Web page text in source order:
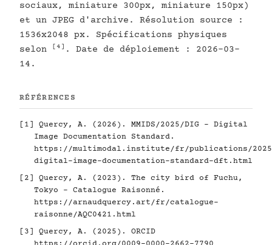
sociaux, miniature 300px, miniature 150px)
et un JPEG d'archive. Résolution source :
1536x2048 px. Spécifications physiques
selon
[4] . Date de déploiement : 2026-03-
14.
RÉFÉRENCES
[1]
Quercy, A. (2026). MMIDS/2025/DIG - Digital
Image Documentation Standard.
https://multimodal.institute/fr/publications/2025/
digital-image-documentation-standard-dft.html
[2]
Quercy, A. (2023). The city bird of Fuchu,
Tokyo - Catalogue Raisonné.
https://arnaudquercy.art/fr/catalogue-
raisonne/AQC0421.html
[3]
Quercy, A. (2025). ORCID